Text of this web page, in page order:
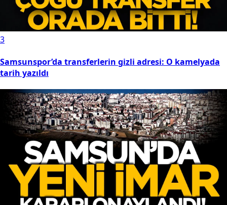
3
Samsunspor’da transferlerin gizli adresi: O kamelyada
tarih yazıldı